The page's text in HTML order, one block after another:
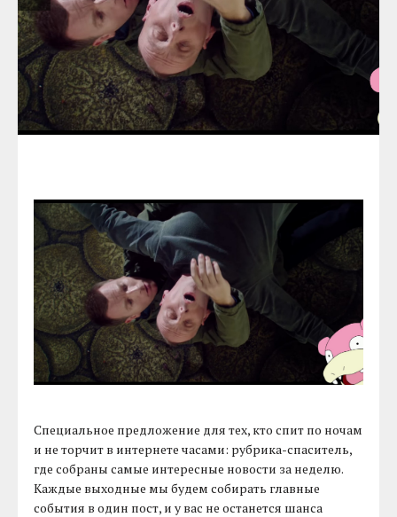
Специальное предложение для тех, кто спит по ночам
и не торчит в интернете часами: рубрика-спаситель,
где собраны самые интересные новости за неделю.
Каждые выходные мы будем собирать главные
события в один пост, и у вас не останется шанса